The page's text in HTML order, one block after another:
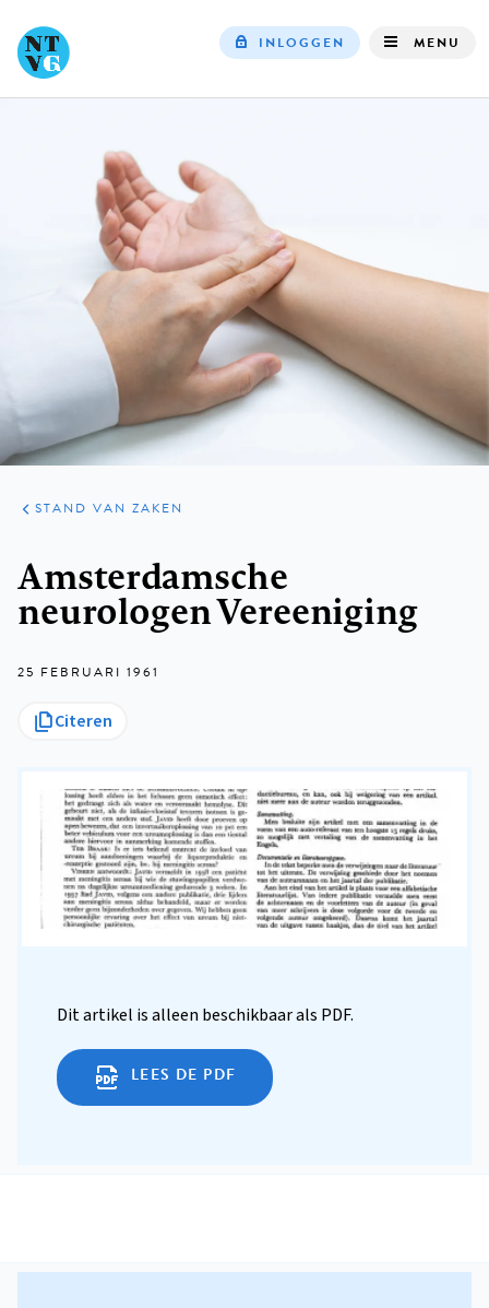
INLOGGEN MENU
ARTIKELEN
PRAKTIJK
STAND VAN ZAKEN
Amsterdamsche
neurologen Vereeniging
25 FEBRUARI 1961
Citeren
Dit artikel is alleen beschikbaar als PDF.
LEES DE PDF